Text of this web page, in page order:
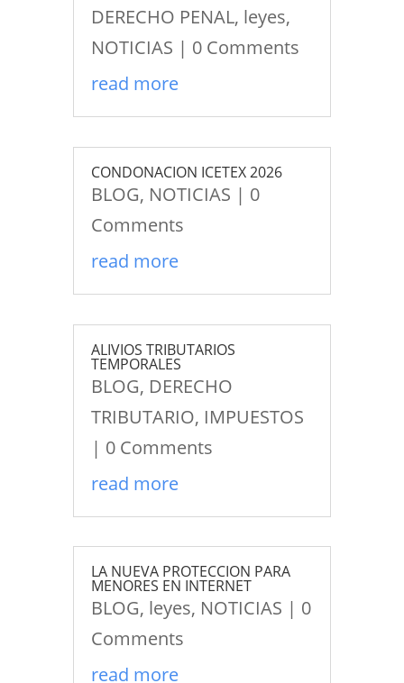
DERECHO PENAL, leyes,
NOTICIAS | 0 Comments
read more
CONDONACION ICETEX 2026
BLOG, NOTICIAS | 0
Comments
read more
ALIVIOS TRIBUTARIOS
TEMPORALES
BLOG, DERECHO
TRIBUTARIO, IMPUESTOS
| 0 Comments
read more
LA NUEVA PROTECCION PARA
MENORES EN INTERNET
BLOG, leyes, NOTICIAS | 0
Comments
read more